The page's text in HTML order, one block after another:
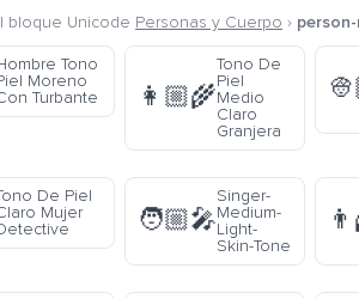
bloque Unicode Personas y Cuerpo ›
Tono
Moreno
Turbante
👩🏼‍🌾
Tono De
Piel
Medio
Claro
Granjera
De Piel
Mujer
🧑🏼‍🎤
Singer-
Medium-
Light-
Skin-Tone